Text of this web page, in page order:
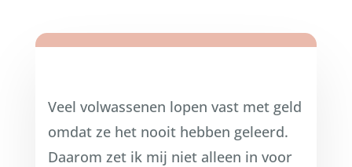
Veel volwassenen lopen vast met geld
omdat ze het nooit hebben geleerd.
Daarom zet ik mij niet alleen in voor